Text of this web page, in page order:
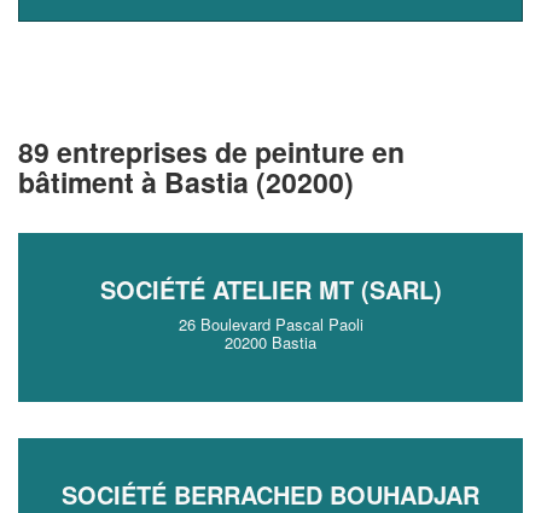
89 entreprises de peinture en
bâtiment à Bastia (20200)
SOCIÉTÉ ATELIER MT (SARL)
26 Boulevard Pascal Paoli
20200 Bastia
SOCIÉTÉ BERRACHED BOUHADJAR